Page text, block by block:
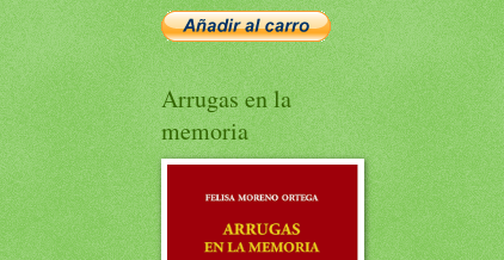
Arrugas en la
memoria